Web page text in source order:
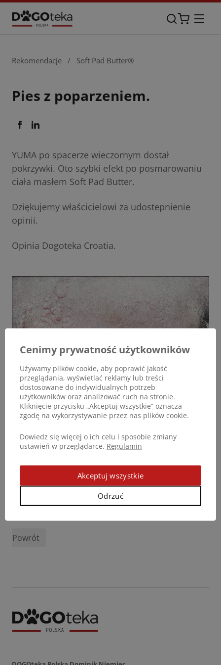
Rekomendacje / Soft Pad Butter®
Pies z poparzeniem.
YUMA po spacerze wieczornym dostał
pokrzywki. Oto szybki efekt po posmarowaniu
ciała masłem Soft Pad Butter.
Dziękujemy właścicielowi za udostepnienie
opinii.
Opinia Dogoteka Croatia.
Podziel się opinią
Powrót
Cenimy prywatność użytkowników
Używamy plików cookie, aby poprawić jakość
przeglądania, wyświetlać reklamy lub treści
dostosowane do indywidualnych potrzeb
użytkowników oraz analizować ruch na stronie.
Kliknięcie przycisku „Akceptuj wszystkie” oznacza
zgodę na wykorzystywanie przez nas plików cookie.
Dowiedz się więcej o ich celu i sposobie zmiany
ustawień w przeglądarce. Regulamin
Odrzuć
Akceptuj wszystkie